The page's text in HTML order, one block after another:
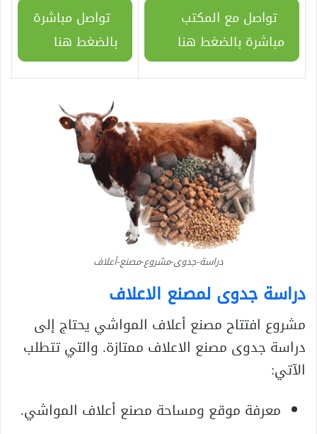
تواصل مع المكتب
مباشرة بالضغط هنا
تواصل مباشرة
بالضغط هنا
دراسة-جدوى-مشروع-مصنع-أعلاف
دراسة جدوى لمصنع الاعلاف
مشروع افتتاح مصنع أعلاف المواشي يحتاج إلى
دراسة جدوى مصنع الاعلاف ممتازة. والتي تتطلب
الآتي:
معرفة موقع ومساحة مصنع أعلاف المواشي.